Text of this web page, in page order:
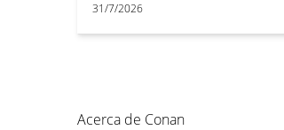
31/7/2026
Acerca de Conan